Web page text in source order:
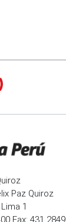
Paz Quiroz
1
Fax: 431 2849